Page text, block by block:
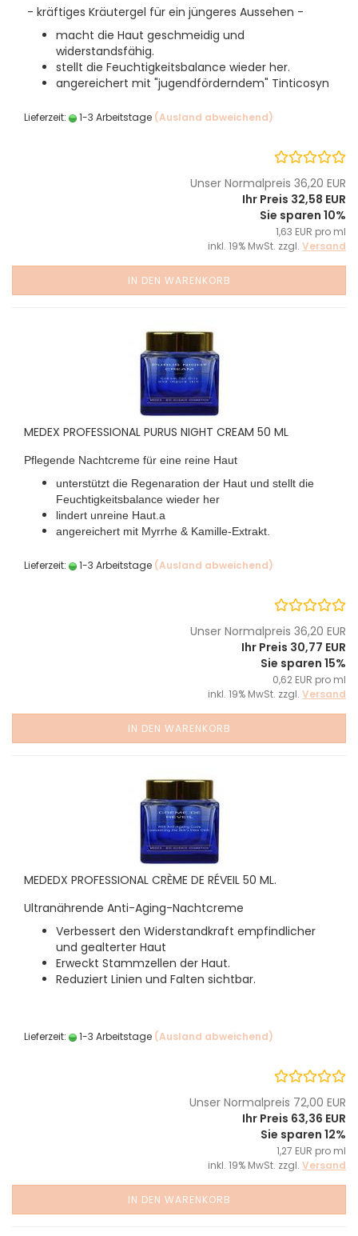
- kräftiges Kräutergel für ein jüngeres Aussehen -
macht die Haut geschmeidig und
widerstandsfähig.
stellt die Feuchtigkeitsbalance wieder her.
angereichert mit "jugendförderndem" Tinticosyn
Lieferzeit: 1-3 Arbeitstage (Ausland abweichend)
Unser Normalpreis 36,20 EUR
Ihr Preis 32,58 EUR
Sie sparen 10%
1,63 EUR pro ml
inkl. 19% MwSt. zzgl. Versand
IN DEN WARENKORB
MEDEX PROFESSIONAL PURUS NIGHT CREAM 50 ML
Pflegende Nachtcreme für eine reine Haut
unterstützt die Regenaration der Haut und stellt die
Feuchtigkeitsbalance wieder her
lindert unreine Haut.a
angereichert mit Myrrhe & Kamille-Extrakt.
Lieferzeit: 1-3 Arbeitstage (Ausland abweichend)
Unser Normalpreis 36,20 EUR
Ihr Preis 30,77 EUR
Sie sparen 15%
0,62 EUR pro ml
inkl. 19% MwSt. zzgl. Versand
IN DEN WARENKORB
MEDEDX PROFESSIONAL CRÈME DE RÉVEIL 50 ML.
Ultranährende Anti-Aging-Nachtcreme
Verbessert den Widerstandkraft empfindlicher
und gealterter Haut
Erweckt Stammzellen der Haut.
Reduziert Linien und Falten sichtbar.
Lieferzeit: 1-3 Arbeitstage (Ausland abweichend)
Unser Normalpreis 72,00 EUR
Ihr Preis 63,36 EUR
Sie sparen 12%
1,27 EUR pro ml
inkl. 19% MwSt. zzgl. Versand
IN DEN WARENKORB